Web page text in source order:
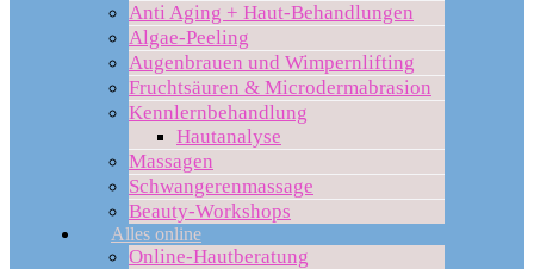
Anti Aging + Haut-Behandlungen
Algae-Peeling
Augenbrauen und Wimpernlifting
Fruchtsäuren & Microdermabrasion
Kennlernbehandlung
Hautanalyse
Massagen
Schwangerenmassage
Beauty-Workshops
Alles online
Online-Hautberatung